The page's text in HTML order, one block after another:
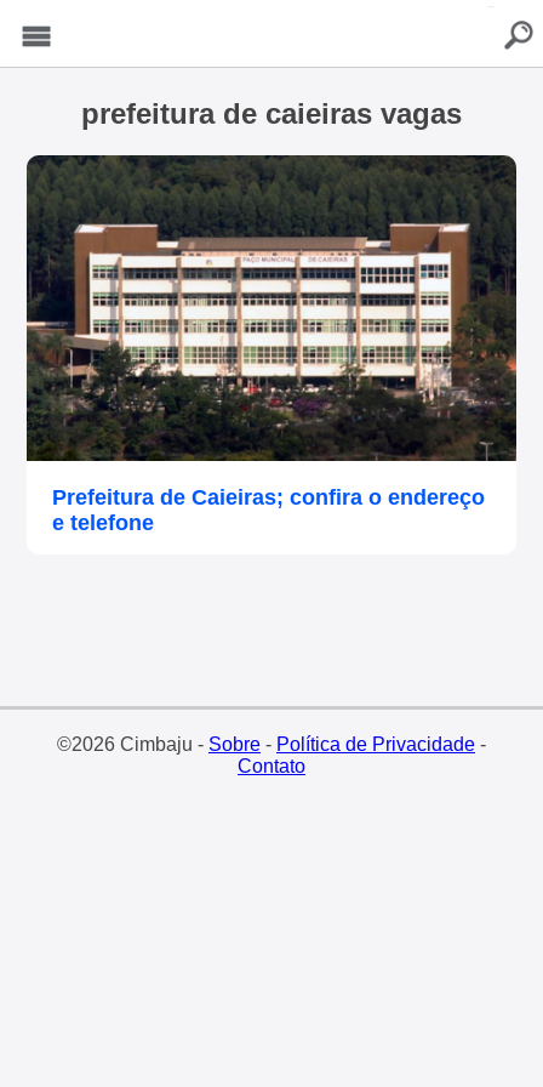
prefeitura de caieiras vagas
Prefeitura de Caieiras; confira o endereço
e telefone
©2026 Cimbaju - Sobre- Política de Privacidade-
Contato